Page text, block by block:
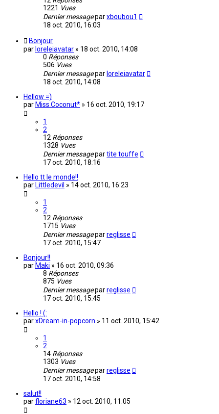
1221 Vues
Dernier messageparxboubou1
18 oct. 2010, 16:03
Bonjour
par loreleiavatar » 18 oct. 2010, 14:08
0 Réponses
506 Vues
Dernier messagepar loreleiavatar
18 oct. 2010, 14:08
Hellow =)
par Miss.Coconut* » 16 oct. 2010, 19:17
1
2
12 Réponses
1328 Vues
Dernier messagepartite touffe
17 oct. 2010, 18:16
Hello tt le monde!!
par Littledevil » 14 oct. 2010, 16:23
1
2
12 Réponses
1715 Vues
Dernier messageparreglisse
17 oct. 2010, 15:47
Bonjour!!
par Maki » 16 oct. 2010, 09:36
8 Réponses
875 Vues
Dernier messageparreglisse
17 oct. 2010, 15:45
Hello ! (:
parxDream-in-popcorn » 11 oct. 2010, 15:42
1
2
14 Réponses
1303 Vues
Dernier messageparreglisse
17 oct. 2010, 14:58
salut!!
parfloriane63 » 12 oct. 2010, 11:05